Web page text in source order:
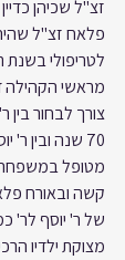
זצ"ל שכיהן
פלאח זצ"ל
מראשי הקהילה
צורך לבחור בין
מטופל במשפחה
קשה ובאורח
של ר' יוסף לר'
מצוקת ילדיו